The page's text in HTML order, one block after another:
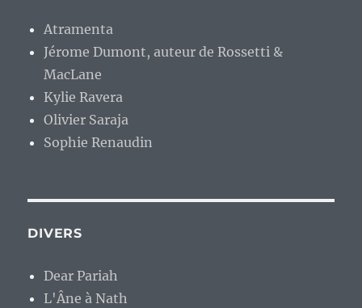
Atramenta
Jérome Dumont, auteur de Rossetti &
MacLane
Kylie Ravera
Olivier Saraja
Sophie Renaudin
DIVERS
Dear Pariah
L'Âne à Nath